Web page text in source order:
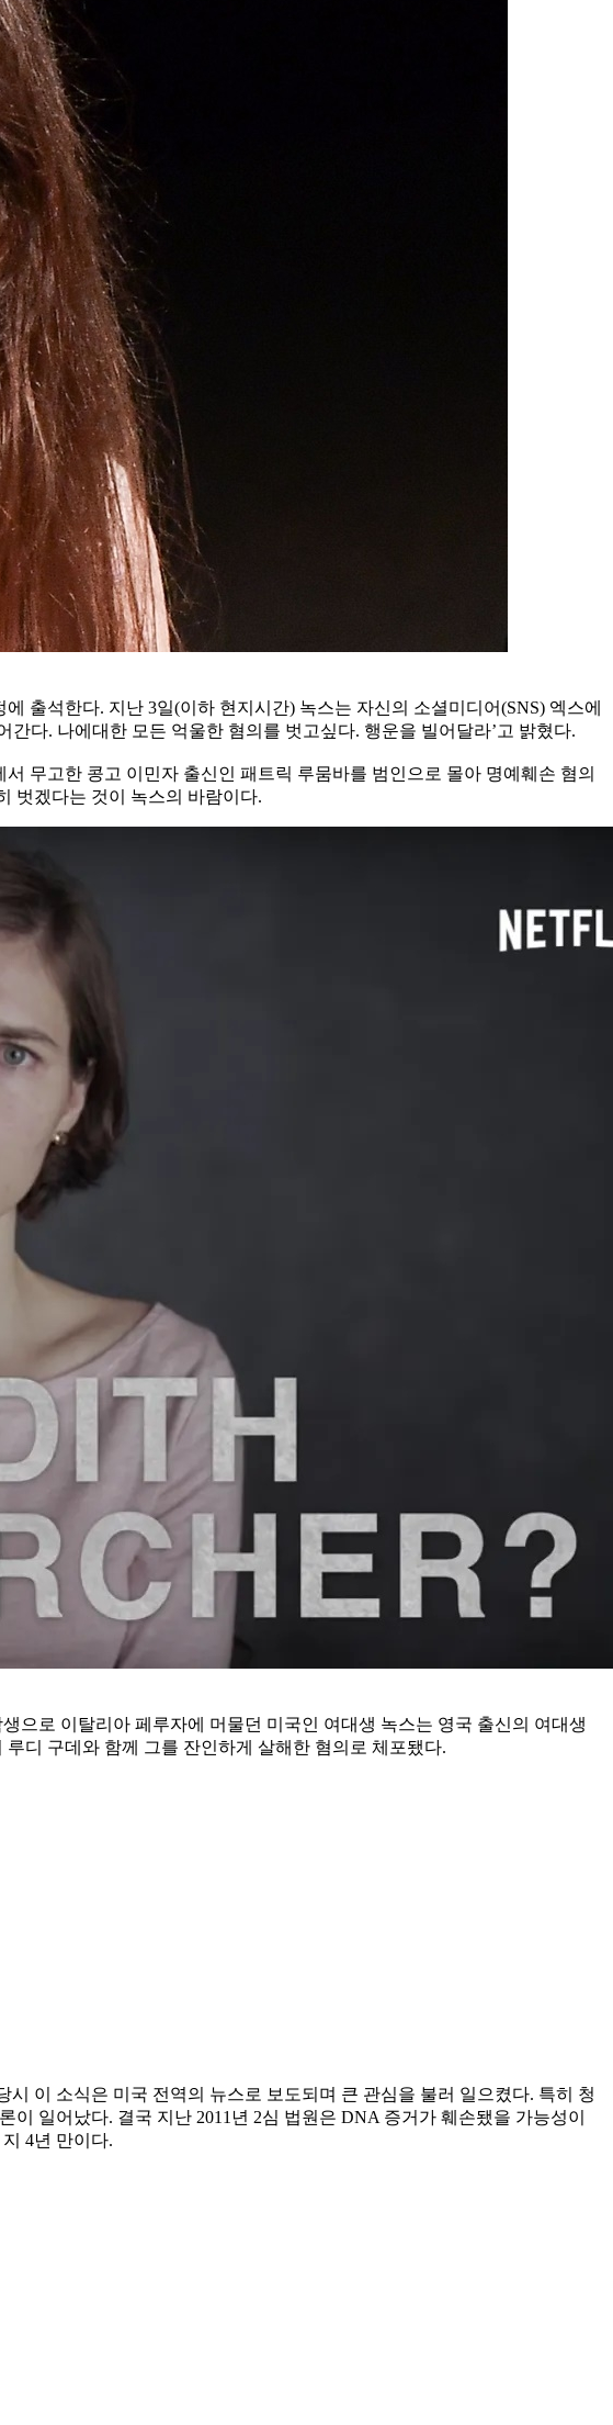
출석한다. 지난 3일(이하 현지시간) 녹스는 자신의 소셜미디어(SNS) 엑스에
다. 나에대한 모든 억울한 혐의를 벗고싶다. 행운을 빌어달라’고 밝혔다.
무고한 콩고 이민자 출신인 패트릭 루뭄바를 범인으로 몰아 명예훼손 혐의
벗겠다는 것이 녹스의 바람이다.
으로 이탈리아 페루자에 머물던 미국인 여대생 녹스는 영국 출신의 여대생
디 구데와 함께 그를 잔인하게 살해한 혐의로 체포됐다.
이 소식은 미국 전역의 뉴스로 보도되며 큰 관심을 불러 일으켰다. 특히 청
일어났다. 결국 지난 2011년 2심 법원은 DNA 증거가 훼손됐을 가능성이
4년 만이다.